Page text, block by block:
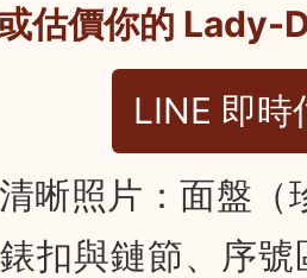
估價你的 Lady-
LINE 即
晰照片：面盤
扣與鏈節、序